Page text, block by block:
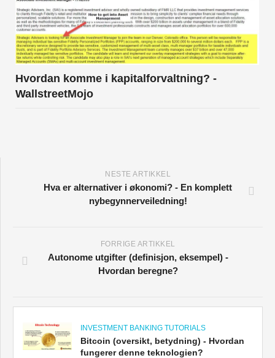
Hvordan komme i kapitalforvaltning? -
WallstreetMojo
NESTE ARTIKKEL
Hva er alternativer i økonomi? - En komplett
nybegynnerveiledning!
FORRIGE ARTIKKEL
Autonome utgifter (definisjon, eksempel) -
Hvordan beregne?
INVESTMENT BANKING TUTORIALS
Bitcoin (oversikt, betydning) - Hvordan
fungerer denne teknologien?